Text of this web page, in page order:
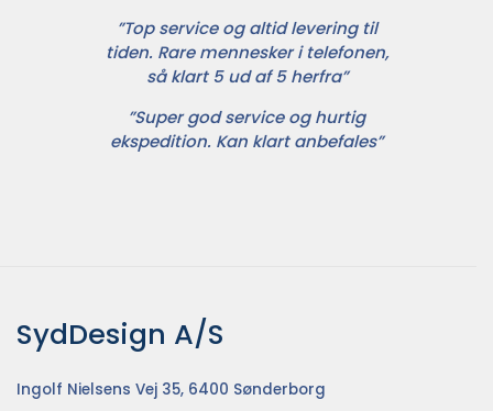
”Top service og altid levering til
tiden. Rare mennesker i telefonen,
så klart 5 ud af 5 herfra”
”Super god service og hurtig
ekspedition. Kan klart anbefales”
SydDesign A/S
Ingolf Nielsens Vej 35, 6400 Sønderborg